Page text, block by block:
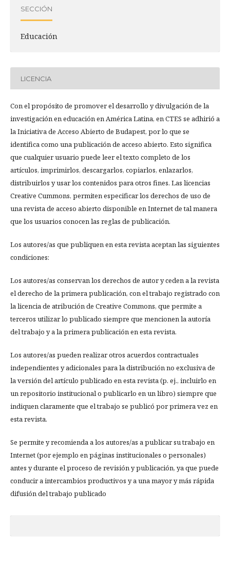
SECCIÓN
Educación
LICENCIA
Con el propósito de promover el desarrollo y divulgación de la
investigación en educación en América Latina, en CTES se adhirió a
la Iniciativa de Acceso Abierto de Budapest, por lo que se
identifica como una publicación de acceso abierto. Esto significa
que cualquier usuario puede leer el texto completo de los
artículos, imprimirlos, descargarlos, copiarlos, enlazarlos,
distribuirlos y usar los contenidos para otros fines. Las licencias
Creative Cummons, permiten especificar los derechos de uso de
una revista de acceso abierto disponible en Internet de tal manera
que los usuarios conocen las reglas de publicación.
Los autores/as que publiquen en esta revista aceptan las siguientes
condiciones:
Los autores/as conservan los derechos de autor y ceden a la revista
el derecho de la primera publicación, con el trabajo registrado con
la licencia de atribución de Creative Commons, que permite a
terceros utilizar lo publicado siempre que mencionen la autoría
del trabajo y a la primera publicación en esta revista.
Los autores/as pueden realizar otros acuerdos contractuales
independientes y adicionales para la distribución no exclusiva de
la versión del artículo publicado en esta revista (p. ej., incluirlo en
un repositorio institucional o publicarlo en un libro) siempre que
indiquen claramente que el trabajo se publicó por primera vez en
esta revista.
Se permite y recomienda a los autores/as a publicar su trabajo en
Internet (por ejemplo en páginas institucionales o personales)
antes y durante el proceso de revisión y publicación, ya que puede
conducir a intercambios productivos y a una mayor y más rápida
difusión del trabajo publicado